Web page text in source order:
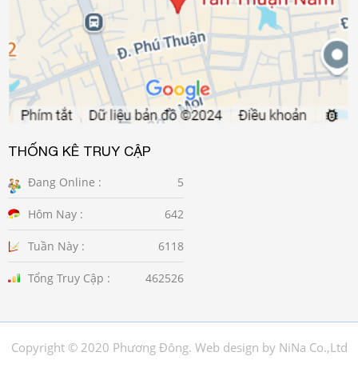
THỐNG KÊ TRUY CẬP
Đang Online : 5
Hôm Nay : 642
Tuần Này : 6118
Tổng Truy Cập : 462526
Copyright © 2020 Phương Đông. Web design by NiNa Co.,Ltd